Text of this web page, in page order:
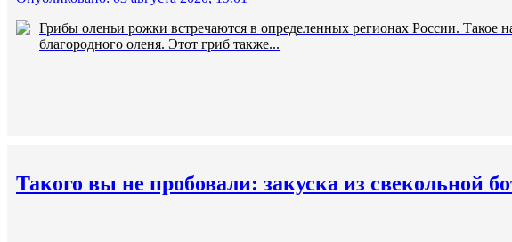
Грибы оленьи рожки встречаются в определенных регионах России. Такое
благородного оленя. Этот гриб также...
Такого вы не пробовали: закуска из свекольной